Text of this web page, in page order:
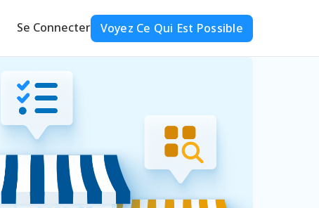
Se Connecter Voyez Ce Qui Est Possible